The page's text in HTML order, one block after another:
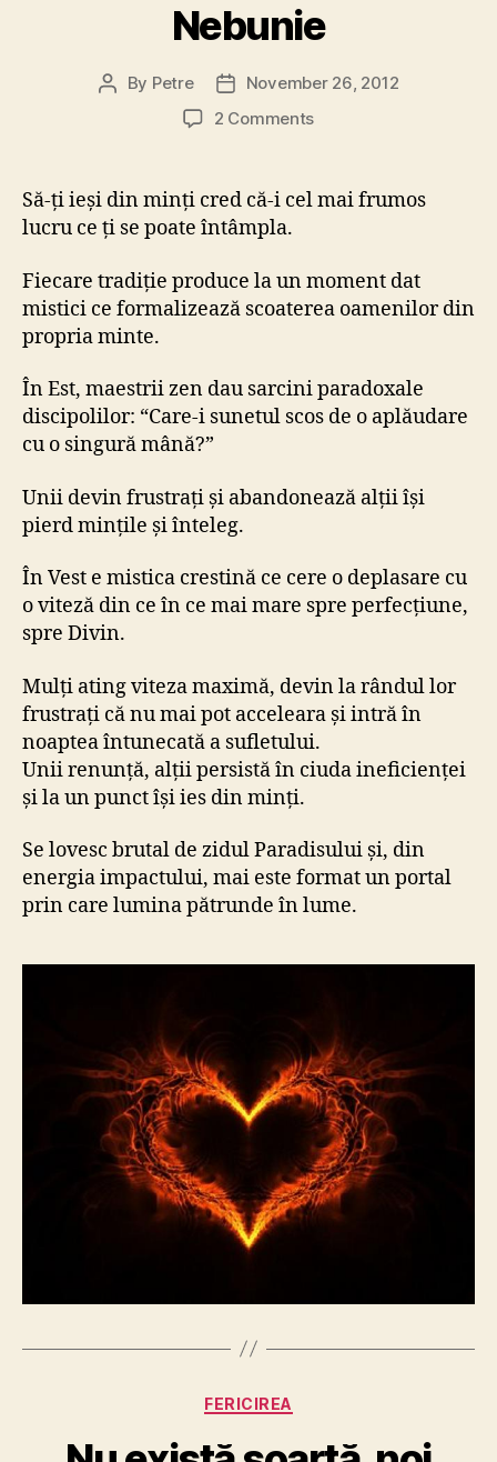
Nebunie
Post
By Petre
Post
date
November 26, 2012
2 Commentson
Să-ți ieși din minți cred că-i cel mai frumos
lucru ce ți se poate întâmpla.
Fiecare tradiție produce la un moment dat
mistici ce formalizează scoaterea oamenilor din
propria minte.
În Est, maestrii zen dau sarcini paradoxale
discipolilor: “Care-i sunetul scos de o aplăudare
cu o singură mână?”
Unii devin frustrați și abandonează alții își
pierd mințile și înteleg.
În Vest e mistica crestină ce cere o deplasare cu
o viteză din ce în ce mai mare spre perfecțiune,
spre Divin.
Mulți ating viteza maximă, devin la rândul lor
frustrați că nu mai pot acceleara și intră în
noaptea întunecată a sufletului.
Unii renunță, alții persistă în ciuda ineficienței
și la un punct își ies din minți.
Se lovesc brutal de zidul Paradisului și, din
energia impactului, mai este format un portal
prin care lumina pătrunde în lume.
Categories
FERICIREA